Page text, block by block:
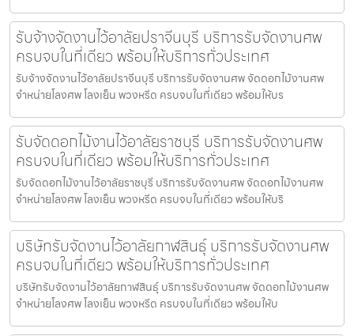
รับจ้างจัดงานไว้อาลัยปราจีนบุรี บริการรับจัดงานศพ
ครบจบในที่เดียว พร้อมให้บริการทั่วประเทศ
รับจ้างจัดงานไว้อาลัยปราจีนบุรี บริการรับจัดงานศพ จัดดอกไม้งานศพ
จำหน่ายโลงศพ โลงเย็น พวงหรีด ครบจบในที่เดียว พร้อมให้บร
รับจัดดอกไม้งานไว้อาลัยราชบุรี บริการรับจัดงานศพ
ครบจบในที่เดียว พร้อมให้บริการทั่วประเทศ
รับจัดดอกไม้งานไว้อาลัยราชบุรี บริการรับจัดงานศพ จัดดอกไม้งานศพ
จำหน่ายโลงศพ โลงเย็น พวงหรีด ครบจบในที่เดียว พร้อมให้บริ
บริษัทรับจัดงานไว้อาลัยกาฬสินธุ์ บริการรับจัดงานศพ
ครบจบในที่เดียว พร้อมให้บริการทั่วประเทศ
บริษัทรับจัดงานไว้อาลัยกาฬสินธุ์ บริการรับจัดงานศพ จัดดอกไม้งานศพ
จำหน่ายโลงศพ โลงเย็น พวงหรีด ครบจบในที่เดียว พร้อมให้บ